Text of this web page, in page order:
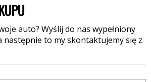
auto? Wyślij do nas wypełniony
to my skontaktujemy się z